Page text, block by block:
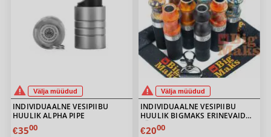
Välja müüdud
INDIVIDUAALNE VESIPIIBU
HUULIK ALPHA PIPE
€3500
Välja müüdud
INDIVIDUAALNE VESIPIIBU
HUULIK BIGMAKS ERINEVAID
VÄRVE
€2000